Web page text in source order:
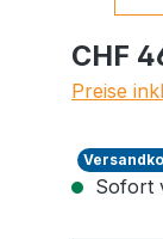
CHF
Preise
Sofort